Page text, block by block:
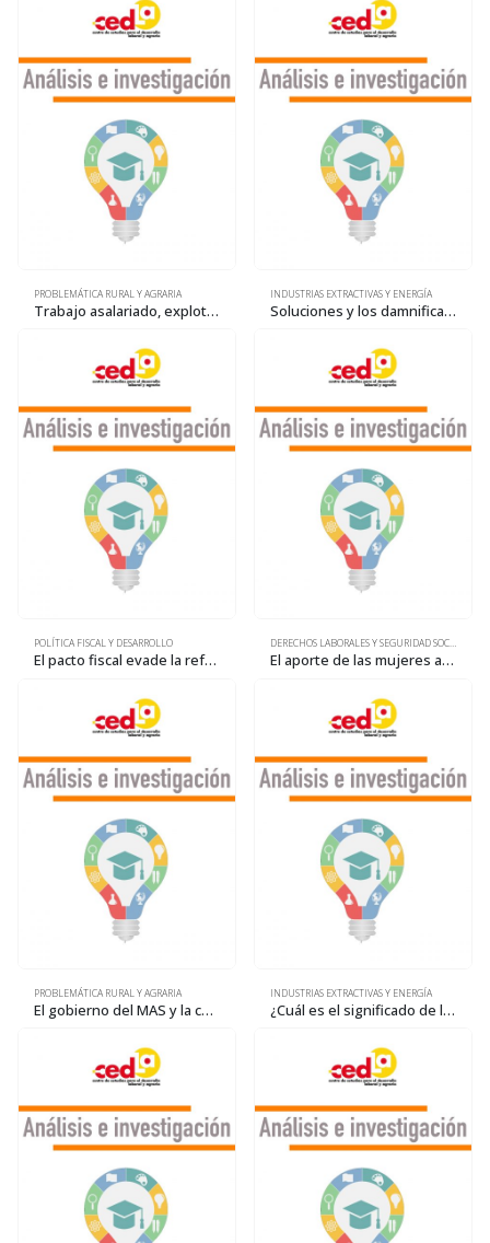
PROBLEMÁTICA RURAL Y AGRARIA
Trabajo asalariado, explotación laboral y crisis capitalista
INDUSTRIAS EXTRACTIVAS Y ENERGÍA
Soluciones y los damnificados de siempre
POLÍTICA FISCAL Y DESARROLLO
El pacto fiscal evade la reforma tributaria
DERECHOS LABORALES Y SEGURIDAD SOCIAL
El aporte de las mujeres a la economía y la sociedad
PROBLEMÁTICA RURAL Y AGRARIA
El gobierno del MAS y la consolidación de la base material del “poder empresarial hacendal”
INDUSTRIAS EXTRACTIVAS Y ENERGÍA
¿Cuál es el significado de la próxima visita del presidente del Banco Mundial?